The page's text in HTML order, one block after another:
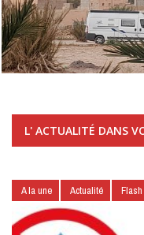
L' ACTUALITÉ DANS
A la une Actualité